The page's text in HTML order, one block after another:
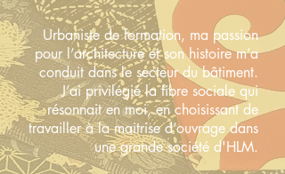
Urbaniste de formation, ma passion
pour l’architecture et son histoire m’a
conduit dans le secteur du bâtiment.
J’ai privilégié la fibre sociale qui
résonnait en moi, en choisissant de
travailler à la maitrise d’ouvrage dans
une grande société d'HLM.